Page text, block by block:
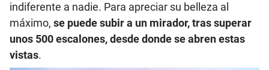
indiferente a nadie. Para apreciar su belleza al
máximo, se puede subir a un mirador, tras superar
unos 500 escalones, desde donde se abren estas
vistas.